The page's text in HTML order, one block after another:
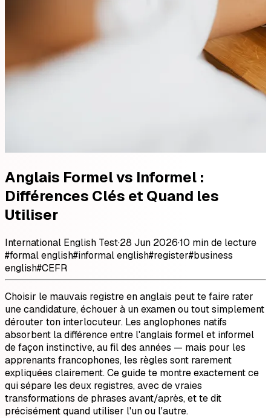
Anglais Formel vs Informel :
Différences Clés et Quand les
Utiliser
International English Test·28 Jun 2026·10 min de lecture
#formal english#informal english#register#business
english#CEFR
Choisir le mauvais registre en anglais peut te faire rater
une candidature, échouer à un examen ou tout simplement
dérouter ton interlocuteur. Les anglophones natifs
absorbent la différence entre l'anglais formel et informel
de façon instinctive, au fil des années — mais pour les
apprenants francophones, les règles sont rarement
expliquées clairement. Ce guide te montre exactement ce
qui sépare les deux registres, avec de vraies
transformations de phrases avant/après, et te dit
précisément quand utiliser l'un ou l'autre.